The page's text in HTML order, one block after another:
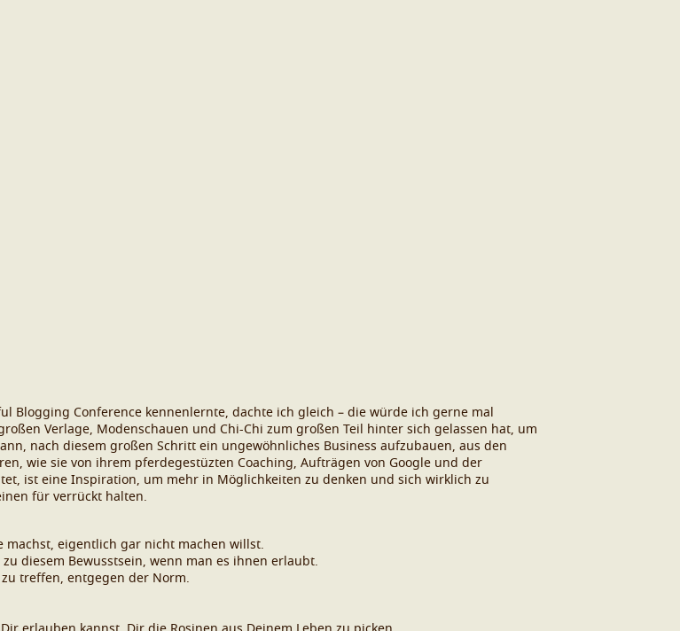
Blogging Conference kennenlernte, dachte ich gleich – die würde ich gerne mal
Verlage, Modenschauen und Chi-Chi zum großen Teil hinter sich gelassen hat, um
nach diesem großen Schritt ein ungewöhnliches Business aufzubauen, aus den
wie sie von ihrem pferdegestüzten Coaching, Aufträgen von Google und der
ist eine Inspiration, um mehr in Möglichkeiten zu denken und sich wirklich zu
für verrückt halten.
machst, eigentlich gar nicht machen willst.
diesem Bewusstsein, wenn man es ihnen erlaubt.
treffen, entgegen der Norm.